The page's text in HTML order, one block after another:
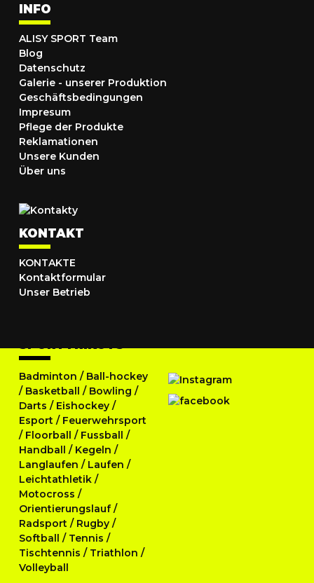
INFO
ALISY SPORT Team
Blog
Datenschutz
Galerie - unserer Produktion
Geschäftsbedingungen
Impresum
Pflege der Produkte
Reklamationen
Unsere Kunden
Über uns
KONTAKT
KONTAKTE
Kontaktformular
Unser Betrieb
SPORTTRIKOTS
Badminton / Ball-hockey
/ Basketball / Bowling /
Darts / Eishockey /
Esport / Feuerwehrsport
/ Floorball / Fussball /
Handball / Kegeln /
Langlaufen / Laufen /
Leichtathletik /
Motocross /
Orientierungslauf/
Radsport / Rugby /
Softball / Tennis /
Tischtennis / Triathlon /
Volleyball